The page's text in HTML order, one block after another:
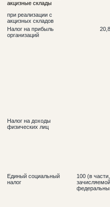
акцизные склады
при реализации с
акцизных складов
Налог на прибыль
организаций
Налог на доходы
физических лиц
Единый социальный
налог
100 (в части,